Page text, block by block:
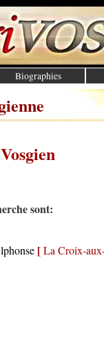
Biographies
sont:
[La Croix-